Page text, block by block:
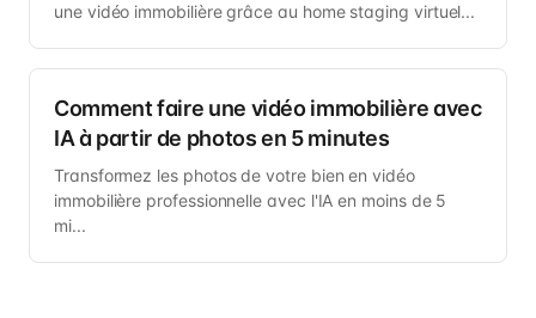
une vidéo immobilière grâce au home staging virtuel...
Comment faire une vidéo immobilière avec
IA à partir de photos en 5 minutes
Transformez les photos de votre bien en vidéo
immobilière professionnelle avec l'IA en moins de 5
mi...